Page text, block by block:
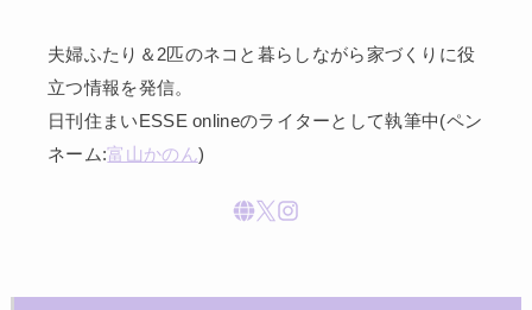
夫婦ふたり＆2匹のネコと暮らしながら家づくりに役
立つ情報を発信。
日刊住まいESSE onlineのライターとして執筆中(ペン
ネーム:富山かのん)